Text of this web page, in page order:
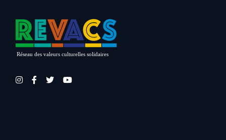
Réseau des valeurs culturelles solidaires